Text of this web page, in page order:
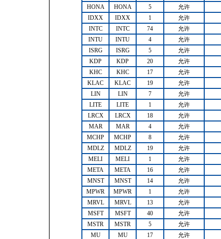
HONA
HONA 5
允许
IDXX
IDXX 1
允许
INTC
INTC 74
允许
INTU
INTU 4
允许
ISRG
ISRG 5
允许
KDP
KDP 20
允许
KHC
KHC 17
允许
KLAC
KLAC 19
允许
LIN
LIN 7
允许
LITE
LITE 1
允许
LRCX
LRCX 18
允许
MAR
MAR 4
允许
MCHP
MCHP 8
允许
MDLZ
MDLZ 19
允许
MELI
MELI 1
允许
META
META 16
允许
MNST
MNST 14
允许
MPWR
MPWR 1
允许
MRVL
MRVL 13
允许
MSFT
MSFT 40
允许
MSTR
MSTR 5
允许
MU
MU 17
允许